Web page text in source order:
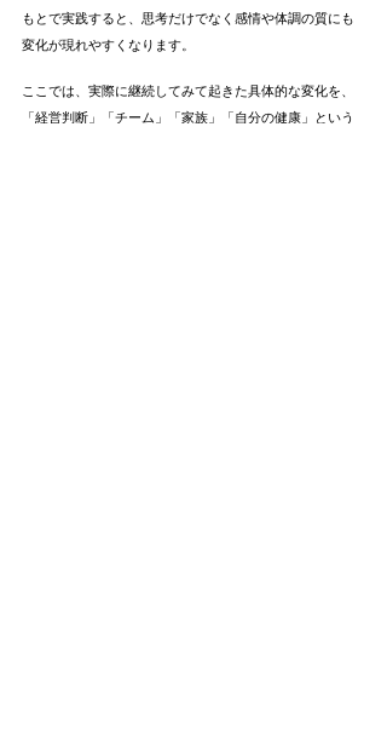
もとで実践すると、思考だけでなく感情や体調の質にも
変化が現れやすくなります。
ここでは、実際に継続してみて起きた具体的な変化を、
「経営判断」「チーム」「家族」「自分の健康」という